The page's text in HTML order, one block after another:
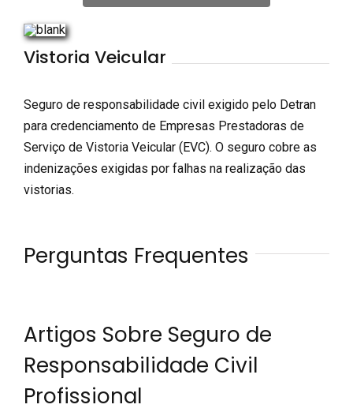
Vistoria Veicular
Seguro de responsabilidade civil exigido pelo Detran
para credenciamento de Empresas Prestadoras de
Serviço de Vistoria Veicular (EVC). O seguro cobre as
indenizações exigidas por falhas na realização das
vistorias.
Perguntas Frequentes
Artigos Sobre Seguro de
Responsabilidade Civil
Profissional